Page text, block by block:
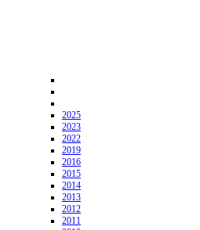
2025
2023
2022
2019
2016
2015
2014
2013
2012
2011